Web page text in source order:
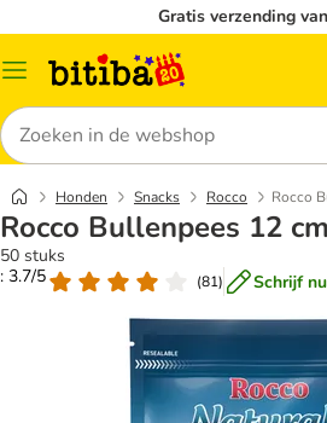
Gratis verzending
Catalogusmenu
Zoeken
Honden Snacks Rocco Rocco
Rocco Bullenpees 12 cm
50 stuks
: 3.7/5
(81) Schrijf nu